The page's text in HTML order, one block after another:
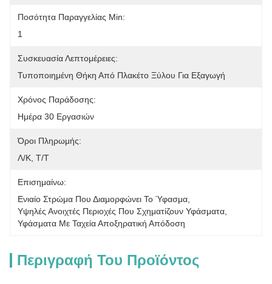
Ποσότητα Παραγγελίας Min:
1
Συσκευασία Λεπτομέρειες:
Τυποποιημένη Θήκη Από Πλακέτο Ξύλου Για Εξαγωγή
Χρόνος Παράδοσης:
Ημέρα 30 Εργασιών
Όροι Πληρωμής:
Λ/Κ, Τ/Τ
Επισημαίνω:
Ενιαίο Στρώμα Που Διαμορφώνει Το Ύφασμα
Υψηλές Ανοιχτές Περιοχές Που Σχηματίζουν Υφάσματα
Υφάσματα Με Ταχεία Αποξηρατική Απόδοση
Περιγραφή Του Προϊόντος